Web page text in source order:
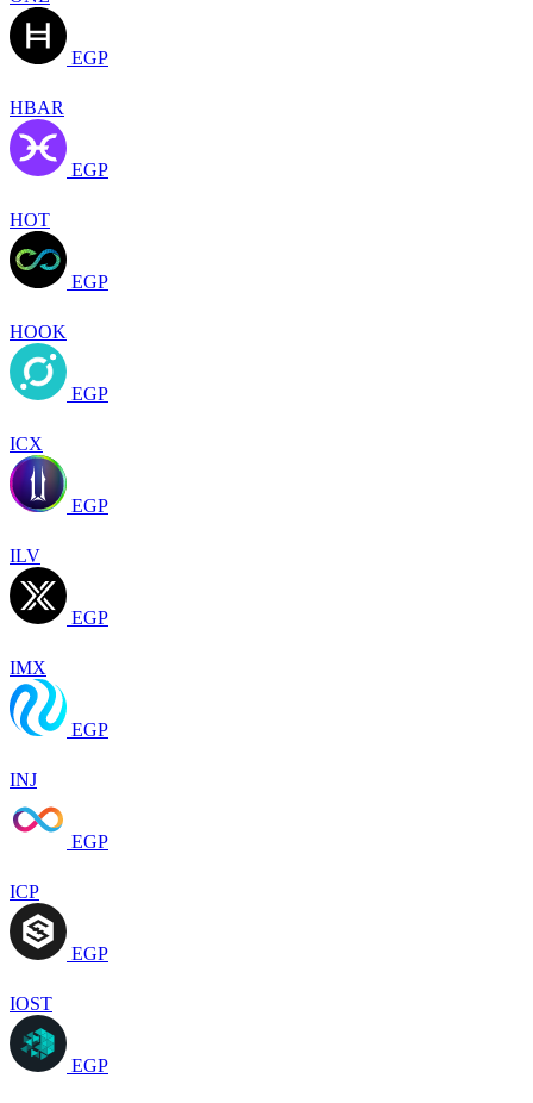
EGP
HBAR
EGP
HOT
EGP
HOOK
EGP
ICX
EGP
ILV
EGP
IMX
EGP
INJ
EGP
ICP
EGP
IOST
EGP